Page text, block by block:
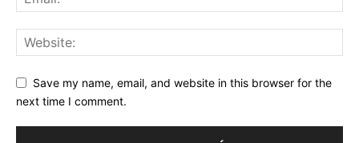
Save my name, email, and website in this browser for the
next time I comment.